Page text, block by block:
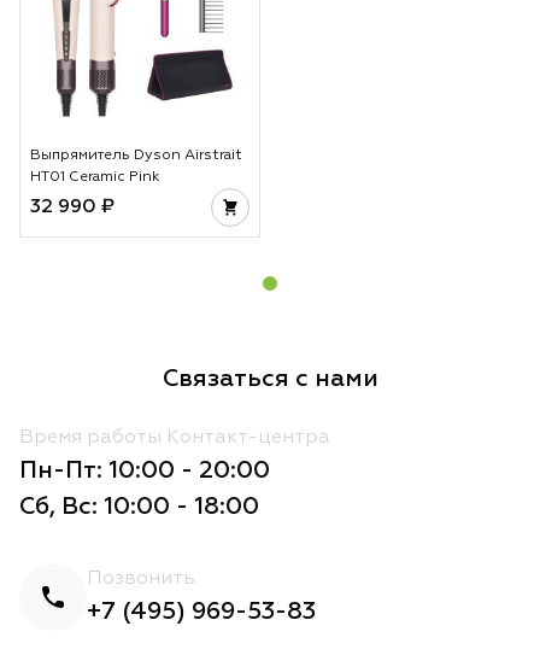
Выпрямитель Dyson Airstrait
HT01 Ceramic Pink
32 990 ₽
Связаться с нами
Время работы Контакт-центра
Пн-Пт: 10:00 - 20:00
Сб, Вс: 10:00 - 18:00
Позвонить
+7 (495) 969-53-83